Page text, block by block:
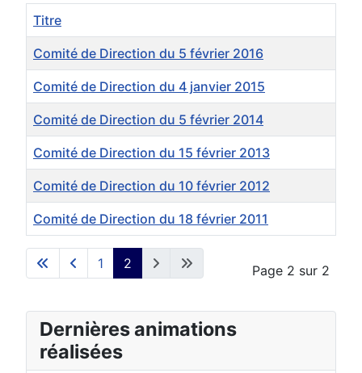
Articles
Titre
Comité de Direction du 5 février 2016
Comité de Direction du 4 janvier 2015
Comité de Direction du 5 février 2014
Comité de Direction du 15 février 2013
Comité de Direction du 10 février 2012
Comité de Direction du 18 février 2011
Page 2 sur 2
1 2
Dernières animations
réalisées